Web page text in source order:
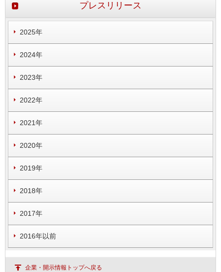
プレスリリース
2025年
2024年
2023年
2022年
2021年
2020年
2019年
2018年
2017年
2016年以前
企業・開示情報トップへ戻る